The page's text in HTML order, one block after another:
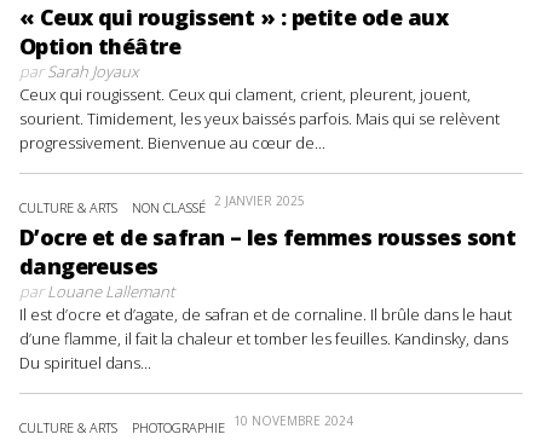
« Ceux qui rougissent » : petite ode aux
Option théâtre
parSarah Joyaux
Ceux qui rougissent. Ceux qui clament, crient, pleurent, jouent,
sourient. Timidement, les yeux baissés parfois. Mais qui se relèvent
progressivement. Bienvenue au cœur de...
CULTURE & ARTS NON CLASSÉ 2 JANVIER 2025
D’ocre et de safran – les femmes rousses sont
dangereuses
parLouane Lallemant
Il est d’ocre et d’agate, de safran et de cornaline. Il brûle dans le haut
d’une flamme, il fait la chaleur et tomber les feuilles. Kandinsky, dans
Du spirituel dans...
CULTURE & ARTS PHOTOGRAPHIE 10 NOVEMBRE 2024